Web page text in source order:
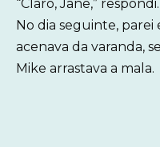
“Claro, Jane,”
No dia seguinte, parei
acenava da varanda,
Mike arrastava a mala.